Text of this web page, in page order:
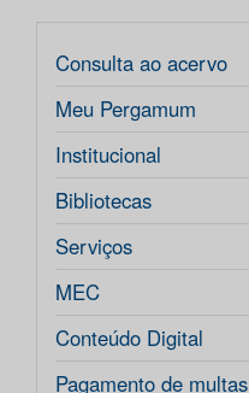
Consulta ao acervo
Meu Pergamum
Institucional
Bibliotecas
Serviços
MEC
Conteúdo Digital
Pagamento de multas